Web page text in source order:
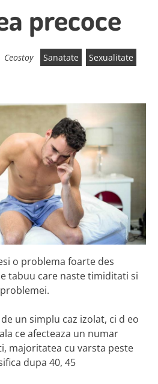
precoce
Ceostoy Sanatate
Sexualitate
o problema foarte des
tabuu care naste timiditati si
un simplu caz izolat, ci d eo
ce afecteaza un numar
majoritatea cu varsta peste
dupa 40, 45